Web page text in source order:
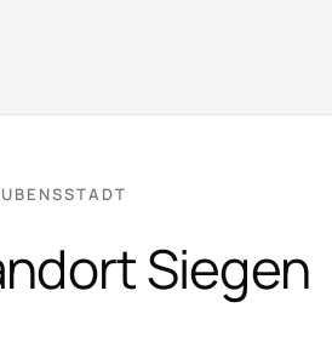
Siegen